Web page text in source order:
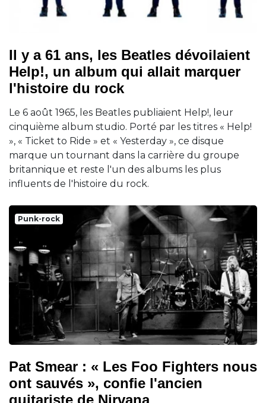
Il y a 61 ans, les Beatles dévoilaient
Help!, un album qui allait marquer
l'histoire du rock
Le 6 août 1965, les Beatles publiaient Help!, leur
cinquième album studio. Porté par les titres « Help!
», « Ticket to Ride » et « Yesterday », ce disque
marque un tournant dans la carrière du groupe
britannique et reste l'un des albums les plus
influents de l'histoire du rock.
Punk-rock
Pat Smear : « Les Foo Fighters nous
ont sauvés », confie l'ancien